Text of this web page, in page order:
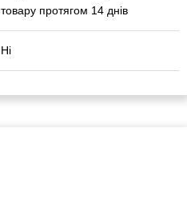
товару протягом 14 днів
Ні